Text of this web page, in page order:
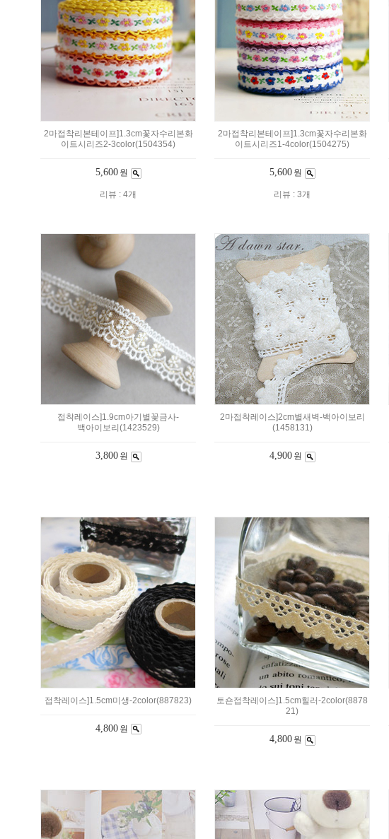
2마접착리본테이프]1.3cm꽃자수리본화
이트시리즈2-3color(1504354)
5,600 원
리뷰 : 4개
2마접착리본테이프]1.3cm꽃자수리본화
이트시리즈1-4color(1504275)
5,600 원
리뷰 : 3개
접착레이스]1.9cm아기별꽃금사-
백아이보리(1423529)
3,800 원
2마접착레이스]2cm별새벽-백아이보리
(1458131)
4,900 원
접착레이스]1.5cm미생-2color(887823)
4,800 원
토숀접착레이스]1.5cm힐러-2color(8878
21)
4,800 원